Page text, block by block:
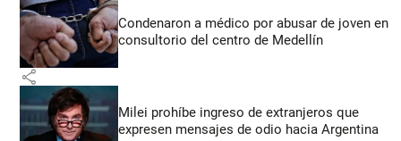
Condenaron a médico por abusar de joven en
consultorio del centro de Medellín
share
Milei prohíbe ingreso de extranjeros que
expresen mensajes de odio hacia Argentina